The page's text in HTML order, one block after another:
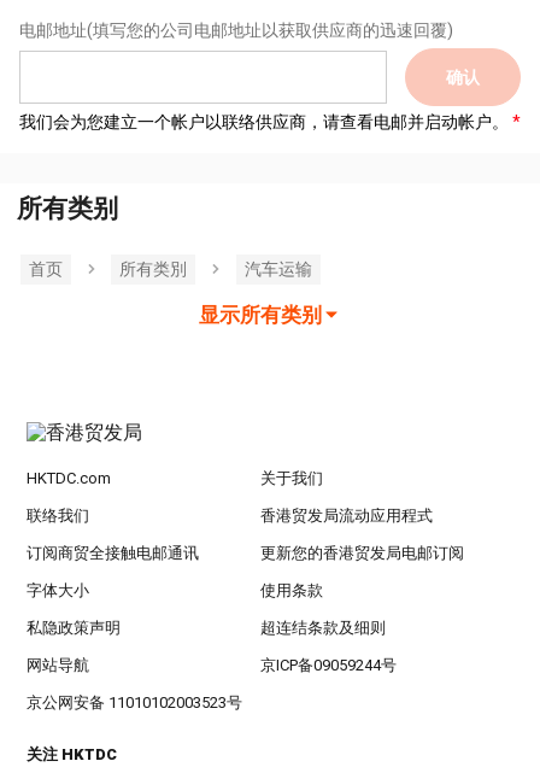
电邮地址(填写您的公司电邮地址以获取供应商的迅速回覆)
确认
我们会为您建立一个帐户以联络供应商，请查看电邮并启动帐户。
所有类别
首页 所有类別 汽车运输
显示所有类别
HKTDC.com 关于我们
联络我们 香港贸发局流动应用程式
订阅商贸全接触电邮通讯 更新您的香港贸发局电邮订阅
字体大小 使用条款
私隐政策声明 超连结条款及细则
网站导航 京ICP备09059244号
京公网安备 11010102003523号
关注 HKTDC